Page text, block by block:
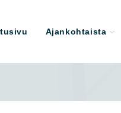
Ajankohtaista